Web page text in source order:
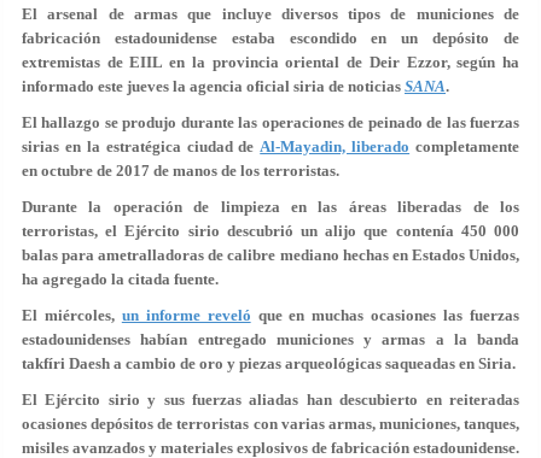
El arsenal de armas que incluye diversos tipos de municiones de
fabricación estadounidense estaba escondido en un depósito de
extremistas de EIIL en la provincia oriental de Deir Ezzor, según ha
informado este jueves la agencia oficial siria de noticias SANA.
El hallazgo se produjo durante las operaciones de peinado de las fuerzas
sirias en la estratégica ciudad deAl-Mayadin, liberado completamente
en octubre de 2017 de manos de los terroristas.
Durante la operación de limpieza en las áreas liberadas de los
terroristas, el Ejército sirio descubrió un alijo que contenía 450 000
balas para ametralladoras de calibre mediano hechas en Estados Unidos,
ha agregado la citada fuente.
El miércoles, un informe reveló que en muchas ocasiones las fuerzas
estadounidenses habían entregado municiones y armas a la banda
takfíri Daesh a cambio de oro y piezas arqueológicas saqueadas en Siria.
El Ejército sirio y sus fuerzas aliadas han descubierto en reiteradas
ocasiones depósitos de terroristas con varias armas, municiones, tanques,
misiles avanzados y materiales explosivos de fabricación estadounidense.